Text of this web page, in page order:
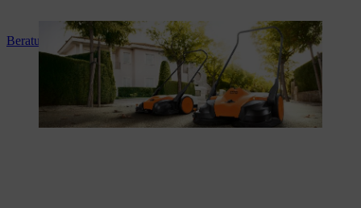
Beratung und Produkteinweisung